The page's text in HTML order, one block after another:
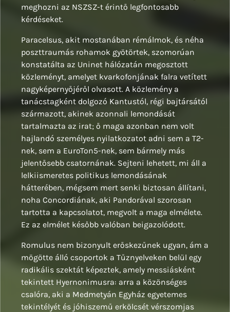
meghozni az NSZSZ-t érintő legfontosabb
kérdéseket.
Paracelsus, akit mostanában rémálmok, és néha
poszttraumás rohamok gyötörtek, szomorúan
konstatálta az Uninet hálózatán megosztott
közleményt, amelyet kvarkofonjának falra vetített
nagyképernyőjéről olvasott. A közlemény a
tanácstagként dolgozó Kantustól, régi bajtársától
származott, akinek azonnali lemondását
tartalmazta az irat; ő maga azonban nem volt
hajlandó személyes nyilatkozatot adni sem a T2-
nek, sem a EuroTon5-nek, sem bármely más
jelentősebb csatornának. Sejteni lehetett, mi áll a
lelkiismeretes politikus lemondásának
hátterében, mégsem mert senki biztosan állítani,
noha Concordiának, aki Pandorával szorosan
tartotta a kapcsolatot, megvolt a maga elmélete.
Ez az elmélet később valóban beigazolódott.
Romulus nem bizonyult erőskezűnek ugyan, ám a
mögötte álló csoportok a Tűznyelveken belül egy
radikális szektát képeztek, amely messiásként
tekintett Hyernonimusra: arra a közönséges
csalóra, aki a Medmetyán Egyház egyetemes
tekintélyét és jóhiszemű erkölcsét vérszomjas